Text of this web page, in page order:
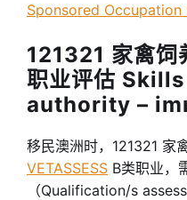
Sponsored Occupation
121321 家禽饲
职业评估
authority –
移民澳洲时，121321 家
VETASSESS B类职业，
（Qualification/s